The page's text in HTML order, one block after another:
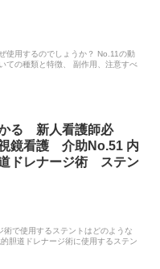
使用するのでしょうか？ No.11の動
ての種類と特徴、 副作用、注意すべ
る 新人看護師必
鏡看護 介助No.51 内
ドレナージ術 ステン
で使用するステントはどのような
胆道ドレナージ術に使用するステン